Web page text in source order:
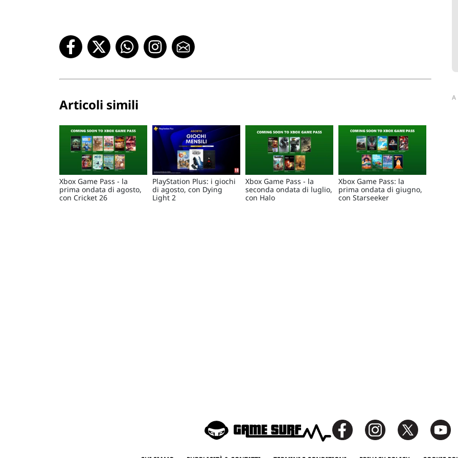
Articoli simili
Xbox Game Pass - la
prima ondata di agosto,
con Cricket 26
PlayStation Plus: i giochi
di agosto, con Dying
Light 2
Xbox Game Pass - la
seconda ondata di luglio,
con Halo
Xbox Game Pass: la
prima ondata di giugno,
con Starseeker